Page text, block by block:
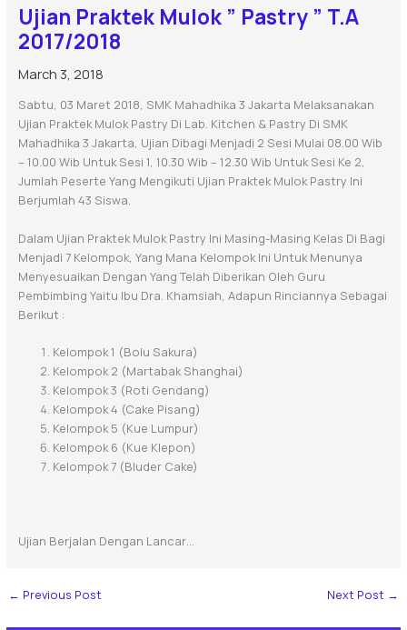
Ujian Praktek Mulok ” Pastry ” T.A
2017/2018
March 3, 2018
Sabtu, 03 Maret 2018, SMK Mahadhika 3 Jakarta Melaksanakan
Ujian Praktek Mulok Pastry Di Lab. Kitchen & Pastry Di SMK
Mahadhika 3 Jakarta, Ujian Dibagi Menjadi 2 Sesi Mulai 08.00 Wib
– 10.00 Wib Untuk Sesi 1, 10.30 Wib – 12.30 Wib Untuk Sesi Ke 2,
Jumlah Peserte Yang Mengikuti Ujian Praktek Mulok Pastry Ini
Berjumlah 43 Siswa.
Dalam Ujian Praktek Mulok Pastry Ini Masing-Masing Kelas Di Bagi
Menjadi 7 Kelompok, Yang Mana Kelompok Ini Untuk Menunya
Menyesuaikan Dengan Yang Telah Diberikan Oleh Guru
Pembimbing Yaitu Ibu Dra. Khamsiah, Adapun Rinciannya Sebagai
Berikut :
Kelompok 1 (Bolu Sakura)
Kelompok 2 (Martabak Shanghai)
Kelompok 3 (Roti Gendang)
Kelompok 4 (Cake Pisang)
Kelompok 5 (Kue Lumpur)
Kelompok 6 (Kue Klepon)
Kelompok 7 (Bluder Cake)
Ujian Berjalan Dengan Lancar…
← Previous Post Next Post →